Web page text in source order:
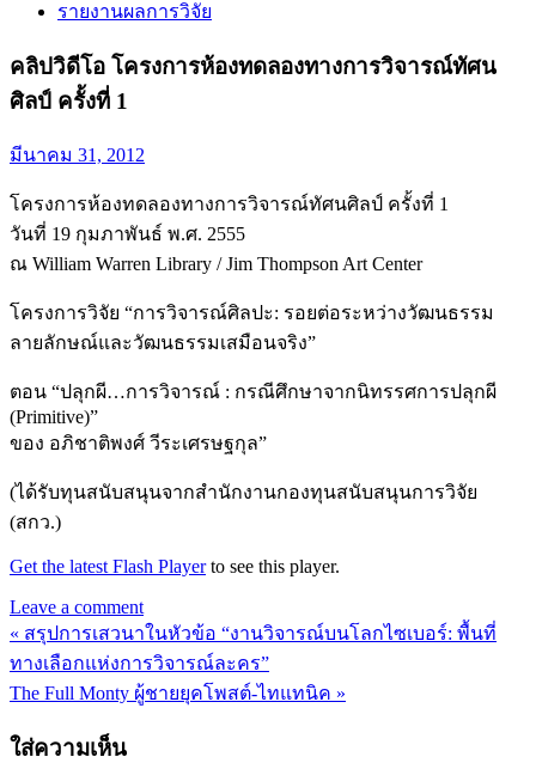
รายงานผลการวิจัย
คลิปวิดีโอ โครงการห้องทดลองทางการวิจารณ์ทัศน
ศิลป์ ครั้งที่ 1
มีนาคม 31, 2012
โครงการห้องทดลองทางการวิจารณ์ทัศนศิลป์ ครั้งที่ 1
วันที่ 19 กุมภาพันธ์ พ.ศ. 2555
ณ William Warren Library / Jim Thompson Art Center
โครงการวิจัย “การวิจารณ์ศิลปะ: รอยต่อระหว่างวัฒนธรรม
ลายลักษณ์และวัฒนธรรมเสมือนจริง”
ตอน “ปลุกผี…การวิจารณ์ : กรณีศึกษาจากนิทรรศการปลุกผี
(Primitive)”
ของ อภิชาติพงศ์ วีระเศรษฐกุล”
(ได้รับทุนสนับสนุนจากสำนักงานกองทุนสนับสนุนการวิจัย
(สกว.)
Get the latest Flash Playerto see this player.
Leave a comment
แนะแนว
เรื่อง
« สรุปการเสวนาในหัวข้อ “งานวิจารณ์บนโลกไซเบอร์: พื้นที่
ทางเลือกแห่งการวิจารณ์ละคร”
The Full Monty ผู้ชายยุคโพสต์-ไทแทนิค »
ใส่ความเห็น